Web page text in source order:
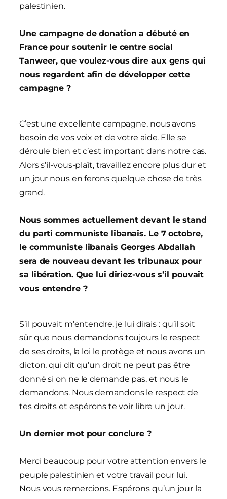
palestinien.
Une campagne de donation a débuté en
France pour soutenir le centre social
Tanweer, que voulez-vous dire aux gens qui
nous regardent afin de développer cette
campagne ?
C’est une excellente campagne, nous avons
besoin de vos voix et de votre aide. Elle se
déroule bien et c’est important dans notre cas.
Alors s’il-vous-plaît, travaillez encore plus dur et
un jour nous en ferons quelque chose de très
grand.
Nous sommes actuellement devant le stand
du parti communiste libanais. Le 7 octobre,
le communiste libanais Georges Abdallah
sera de nouveau devant les tribunaux pour
sa libération. Que lui diriez-vous s’il pouvait
vous entendre ?
S’il pouvait m’entendre, je lui dirais : qu’il soit
sûr que nous demandons toujours le respect
de ses droits, la loi le protège et nous avons un
dicton, qui dit qu’un droit ne peut pas être
donné si on ne le demande pas, et nous le
demandons. Nous demandons le respect de
tes droits et espérons te voir libre un jour.
Un dernier mot pour conclure ?
Merci beaucoup pour votre attention envers le
peuple palestinien et votre travail pour lui.
Nous vous remercions. Espérons qu’un jour la